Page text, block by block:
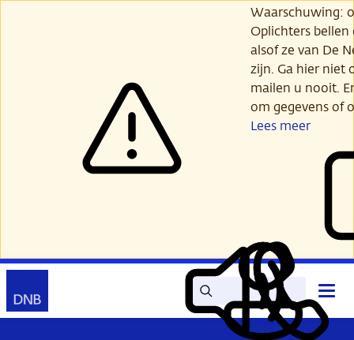
Waarschuwing:
Oplichters
alsof ze van De
zijn. Ga hier niet
mailen u nooit.
om gegevens of
Lees meer
Zoek Lees
voor
Mijn
DNB
Contact